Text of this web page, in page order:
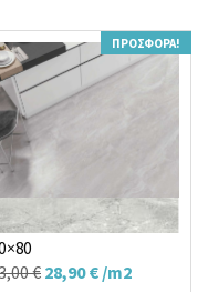
ΠΡΟΣΦΟΡΆ!
PERLA MATT R
€ Original
28,90€Η/m2